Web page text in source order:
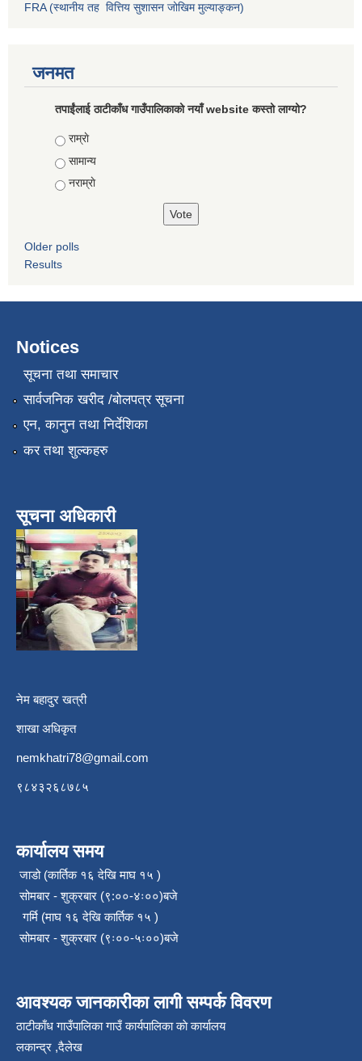
FRA (स्थानीय तह वित्तिय सुशासन जोखिम मुल्याङ्कन)
जनमत
तपाईंलाई ठाटीकाँध गाउँपालिकाको नयाँ website कस्तो लाग्यो?
Choices
राम्राे
सामान्य
नराम्राे
Older polls
Results
Notices
सूचना तथा समाचार
सार्वजनिक खरीद /बोलपत्र सूचना
एन, कानुन तथा निर्देशिका
कर तथा शुल्कहरु
सूचना अधिकारी
नेम बहादुर खत्री
शाखा अधिकृत
nemkhatri78@gmail.com
९८४३२६८७८५
कार्यालय समय
जाडो (कार्तिक १६ देखि माघ १५ )
सोमबार - शुक्रबार (९:००-४ः००)बजे
गर्मि (माघ १६ देखि कार्तिक १५ )
सोमबार - शुक्रबार (९ः००-५ः००)बजे
आवश्यक जानकारीका लागी सम्पर्क विवरण
ठाटीकाँध गाउँपालिका गाउँ कार्यपालिका काे कार्यालय
लकान्द्र ,दैलेख